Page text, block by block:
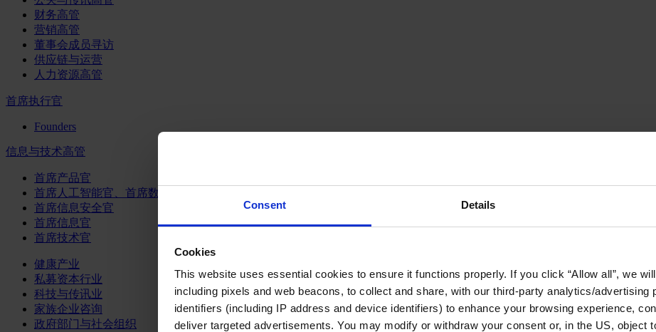
Consent Details
Cookies
This website uses essential cookies to ensure it functions properly. If you click “Allow all”, we
including pixels and web beacons, to collect and share, with our third-party analytics/advertising
identifiers (including IP address and device identifiers) to enhance your browsing experience,
deliver targeted advertisements. You may modify or withdraw your consent or, in the US, object
财务高管
营销高管
董事会成员寻访
供应链与运营
人力资源高管
首席执行官
Founders
信息与技术高管
首席产品官
首席人工智能官、首席数据官和首席数据解析官
首席信息安全官
首席信息官
首席技术官
健康产业
私募资本行业
科技与传讯业
家族企业咨询
政府部门与社会组织